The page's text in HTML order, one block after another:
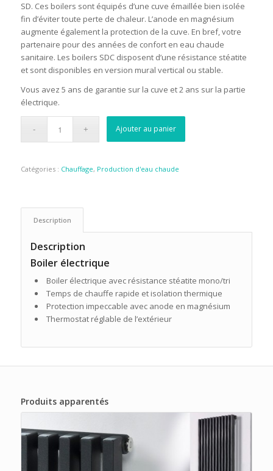
SD. Ces boilers sont équipés d’une cuve émaillée bien isolée
fin d’éviter toute perte de chaleur. L’anode en magnésium
augmente également la protection de la cuve. En bref, votre
partenaire pour des années de confort en eau chaude
sanitaire. Les boilers SDC disposent d’une résistance stéatite
et sont disponibles en version mural vertical ou stable.
Vous avez 5 ans de garantie sur la cuve et 2 ans sur la partie
électrique.
Ajouter au panier
Catégories : Chauffage, Production d'eau chaude
Description
Description
Boiler électrique
Boiler électrique avec résistance stéatite mono/tri
Temps de chauffe rapide et isolation thermique
Protection impeccable avec anode en magnésium
Thermostat réglable de l’extérieur
Produits apparentés